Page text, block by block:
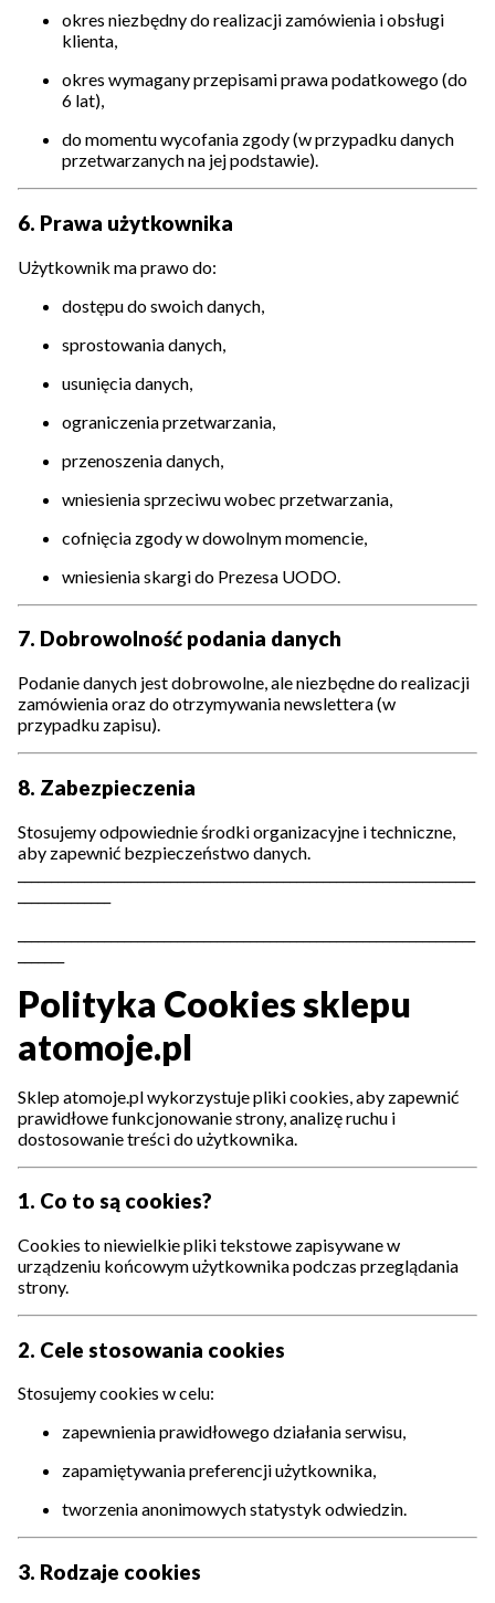
okres niezbędny do realizacji zamówienia i obsługi
klienta,
okres wymagany przepisami prawa podatkowego (do
6 lat),
do momentu wycofania zgody (w przypadku danych
przetwarzanych na jej podstawie).
6. Prawa użytkownika
Użytkownik ma prawo do:
dostępu do swoich danych,
sprostowania danych,
usunięcia danych,
ograniczenia przetwarzania,
przenoszenia danych,
wniesienia sprzeciwu wobec przetwarzania,
cofnięcia zgody w dowolnym momencie,
wniesienia skargi do Prezesa UODO.
7. Dobrowolność podania danych
Podanie danych jest dobrowolne, ale niezbędne do realizacji
zamówienia oraz do otrzymywania newslettera (w
przypadku zapisu).
8. Zabezpieczenia
Stosujemy odpowiednie środki organizacyjne i techniczne,
aby zapewnić bezpieczeństwo danych.
Polityka Cookies sklepu
atomoje.pl
Sklep atomoje.pl wykorzystuje pliki cookies, aby zapewnić
prawidłowe funkcjonowanie strony, analizę ruchu i
dostosowanie treści do użytkownika.
1. Co to są cookies?
Cookies to niewielkie pliki tekstowe zapisywane w
urządzeniu końcowym użytkownika podczas przeglądania
strony.
2. Cele stosowania cookies
Stosujemy cookies w celu:
zapewnienia prawidłowego działania serwisu,
zapamiętywania preferencji użytkownika,
tworzenia anonimowych statystyk odwiedzin.
3. Rodzaje cookies